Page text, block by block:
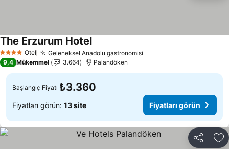
4 Yıldız Otel Geleneksel Anadolu gastronomisi
The Erzurum Hotel
9,4 Mükemmel 3.664 Palandöken
Başlangıç Fiyatı ₺3.360
Fiyatları görün: 13 site Fiyatları görün
Paylaş